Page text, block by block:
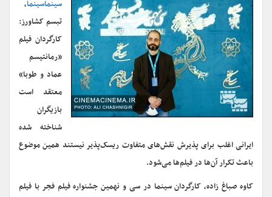
سینماسینما،
تبسم کشاورز:
کارگردان فیلم
«رمانتیسم
عماد و طوبا»
معتقد است
بازیگران
شناخته شده
ایرانی اغلب برای پذیرش نقش‌های متفاوت ریسک‌پذیر نیستند همین موضوع
باعث تکرار آن‌ها در فیلم‌ها می‌شود.
کاوه صباغ زاده، کارگردان سینما در سی و نهمین جشنواره فیلم فجر با فیلم